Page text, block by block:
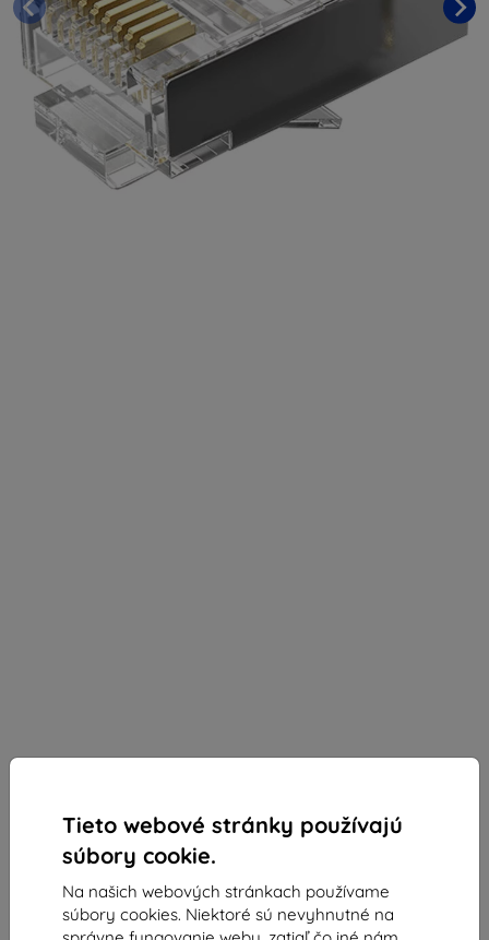
Tieto webové stránky používajú
súbory cookie.
Na našich webových stránkach používame
súbory cookies. Niektoré sú nevyhnutné na
Redukcia Vention Modular RJ45 Cat.5E FTP
Connector IDAR0-10 Transparent 10 pcs.